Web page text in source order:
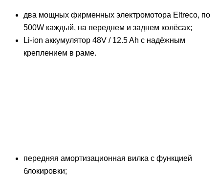
два мощных фирменных электромотора Eltreco, по
500W каждый, на переднем и заднем колёсах;
Li-ion аккумулятор 48V / 12.5 Ah с надёжным
креплением в раме.
передняя амортизационная вилка с функцией
блокировки;